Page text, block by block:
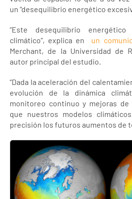
un “desequilibrio energético
“Este desequilibrio
climático“, explica en un
Merchant, de la Universidad de
autor principal del estudio.
“Dada la aceleración del
evolución de la dinámica
monitoreo continuo y mejoras de
que nuestros modelos
precisión los futuros aumentos de